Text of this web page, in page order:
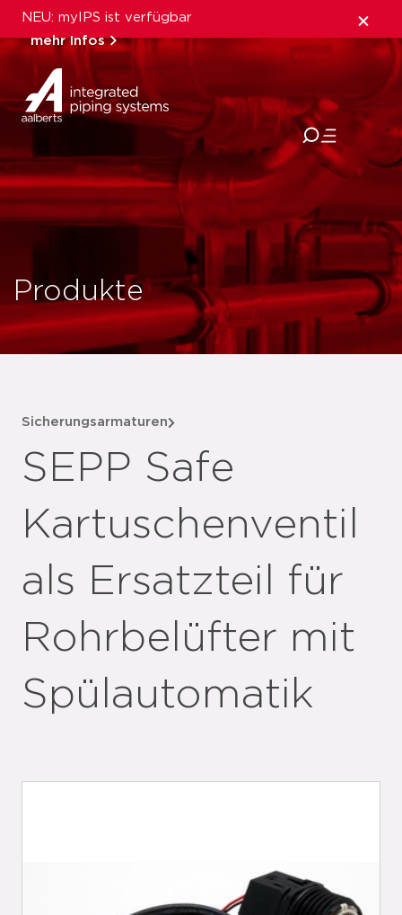
NEU: myIPS ist verfügbar
mehr Infos
schließen
Produkte
Sicherungsarmaturen
SEPP Safe
Kartuschenventil
als Ersatzteil für
Rohrbelüfter mit
Spülautomatik